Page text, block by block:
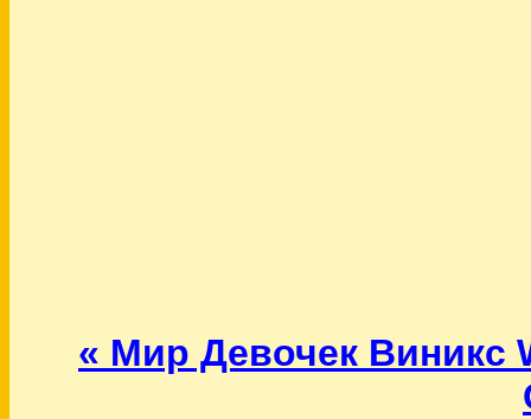
« Мир Девочек Виникс